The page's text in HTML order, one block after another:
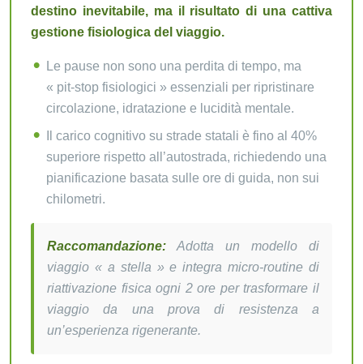
destino inevitabile, ma il risultato di una cattiva
gestione fisiologica del viaggio.
Le pause non sono una perdita di tempo, ma
« pit-stop fisiologici » essenziali per ripristinare
circolazione, idratazione e lucidità mentale.
Il carico cognitivo su strade statali è fino al 40%
superiore rispetto all’autostrada, richiedendo una
pianificazione basata sulle ore di guida, non sui
chilometri.
Raccomandazione: Adotta un modello di
viaggio « a stella » e integra micro-routine di
riattivazione fisica ogni 2 ore per trasformare il
viaggio da una prova di resistenza a
un’esperienza rigenerante.